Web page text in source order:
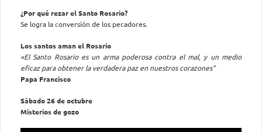
¿Por qué rezar el Santo Rosario?
Se logra la conversión de los pecadores.
Los santos aman el Rosario
«El Santo Rosario es un arma poderosa contra el mal, y un medio
eficaz para obtener la verdadera paz en nuestros corazones”
Papa Francisco
Sábado 26 de octubre
Misterios de gozo